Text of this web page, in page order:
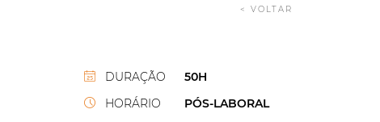
< VOLTAR
DURAÇÃO
50H
HORÁRIO
PÓS-LABORAL